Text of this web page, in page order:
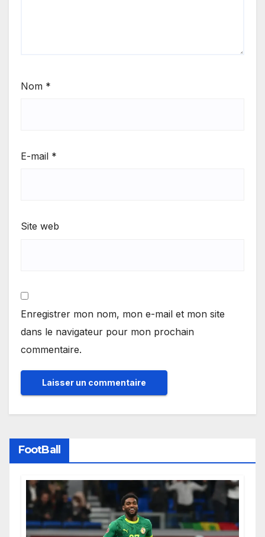
Nom *
E-mail *
Site web
Enregistrer mon nom, mon e-mail et mon site
dans le navigateur pour mon prochain
commentaire.
FootBall